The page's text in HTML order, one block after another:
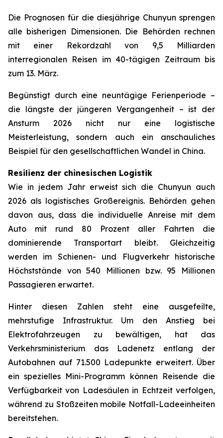
Die Prognosen für die diesjährige Chunyun sprengen
alle bisherigen Dimensionen. Die Behörden rechnen
mit einer Rekordzahl von 9,5 Milliarden
interregionalen Reisen im 40-tägigen Zeitraum bis
zum 13. März.
Begünstigt durch eine neuntägige Ferienperiode –
die längste der jüngeren Vergangenheit – ist der
Ansturm 2026 nicht nur eine logistische
Meisterleistung, sondern auch ein anschauliches
Beispiel für den gesellschaftlichen Wandel in China.
Resilienz der chinesischen Logistik
Wie in jedem Jahr erweist sich die Chunyun auch
2026 als logistisches Großereignis. Behörden gehen
davon aus, dass die individuelle Anreise mit dem
Auto mit rund 80 Prozent aller Fahrten die
dominierende Transportart bleibt. Gleichzeitig
werden im Schienen- und Flugverkehr historische
Höchststände von 540 Millionen bzw. 95 Millionen
Passagieren erwartet.
Hinter diesen Zahlen steht eine ausgefeilte,
mehrstufige Infrastruktur. Um den Anstieg bei
Elektrofahrzeugen zu bewältigen, hat das
Verkehrsministerium das Ladenetz entlang der
Autobahnen auf 71.500 Ladepunkte erweitert. Über
ein spezielles Mini-Programm können Reisende die
Verfügbarkeit von Ladesäulen in Echtzeit verfolgen,
während zu Stoßzeiten mobile Notfall-Ladeeinheiten
bereitstehen.